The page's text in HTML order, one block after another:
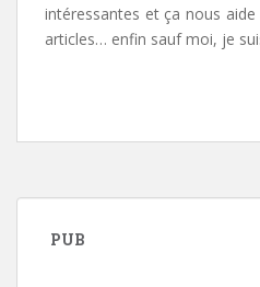
intéressantes et ça nous
articles… enfin sauf moi, je
PUB